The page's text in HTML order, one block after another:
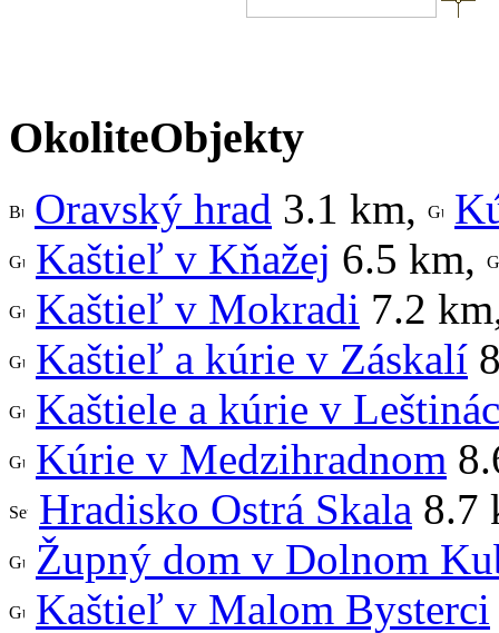
OkoliteObjekty
Oravský hrad 3.1 km,
Kaštieľ v Kňažej 6.5 km,
Kaštieľ v Mokradi 7.2 km
Kaštieľ a kúrie v Záskalí
Kaštiele a kúrie v
Kúrie v Medzihradnom
Hradisko Ostrá Skala 8.7
Župný dom v Dolnom
Kaštieľ v Malom Bysterci